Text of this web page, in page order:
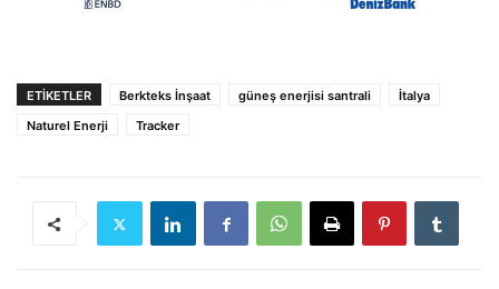
ETIKETLER Berkteks İnşaat güneş enerjisi santrali
İtalya
Naturel Enerji
Tracker